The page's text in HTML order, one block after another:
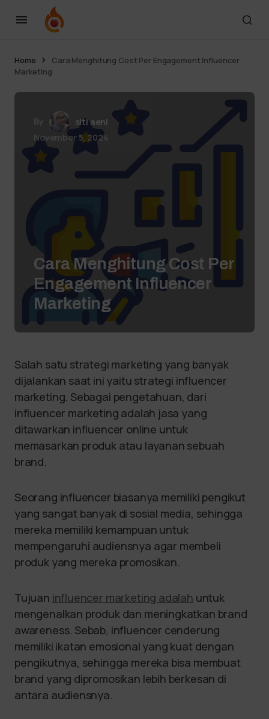
Home
Cara Menghitung Cost Per Engagement Influencer
Marketing
siti aeni
November 5, 2024
Cara Menghitung Cost Per
Engagement Influencer
Marketing
Salah satu strategi marketing yang banyak
dijalankan saat ini yaitu strategi influencer
marketing. Sebagai pengetahuan, dari
influencer marketing adalah jasa yang
ditawarkan influencer online untuk
memasarkan produk atau layanan sebuah
brand.
Seorang influencer biasanya memiliki pengikut
yang sangat banyak di sosial media, sehingga
mereka memiliki kemampuan untuk
mempengaruhi audiensnya agar membeli
produk yang mereka promosikan.
Tujuan influencer marketing adalah untuk
mengenalkan produk dan meningkatkan brand
awareness. Sebab, influencer cenderung
memiliki ikatan emosional yang kuat dengan
pengikutnya, sehingga mereka bisa membuat
brand yang dipromosikan lebih berkesan di
antara audiensnya.